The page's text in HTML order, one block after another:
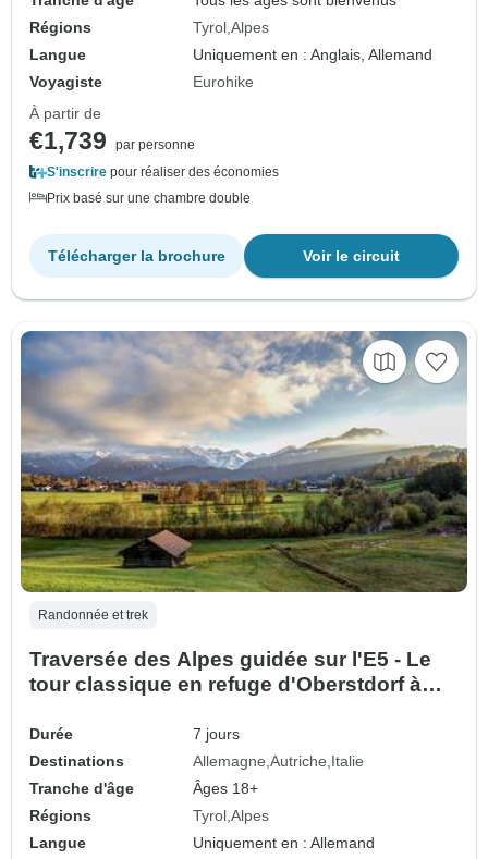
Régions
Tyrol Alpes
Langue
Uniquement en : Anglais, Allemand
Voyagiste
Eurohike
À partir de
€1,739
par personne
S'inscrire pour réaliser des économies
Prix basé sur une chambre double
Voir le circuit
Télécharger la brochure
Randonnée et trek
Traversée des Alpes guidée sur l'E5 - Le
tour classique en refuge d'Oberstdorf à
Durée
7 jours
Destinations
Allemagne Autriche Italie
Tranche d'âge
Âges 18+
Régions
Tyrol Alpes
Langue
Uniquement en : Allemand